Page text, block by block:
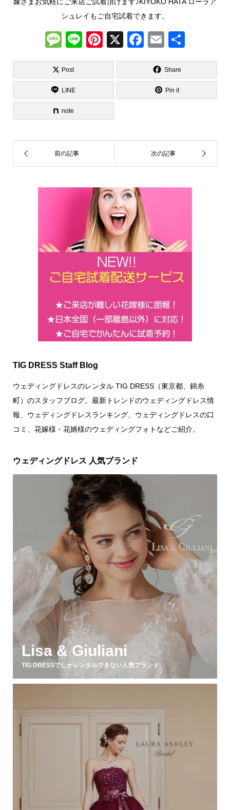
シュレイもご自宅試着できます。
M
e
ss
a
g
e
Li
n
Pi
nt
st
X
F
a
c
e
b
o
k
E
m
ail
有
Post Share
LINE Pin it
note
TIG DRESS Staff Blog
ウェディングドレスのレンタル TIG DRESS（東京都、錦糸
町）のスタッフブログ。最新トレンドのウェディングドレス情
報、ウェディングドレスランキング、ウェディングドレスの口
コミ、花嫁様・花婿様のウェディングフォトなどご紹介。
ウェディングドレス 人気ブランド
Lisa & Giuliani
TIG DRESSでしかレンタルできない人気ブランド